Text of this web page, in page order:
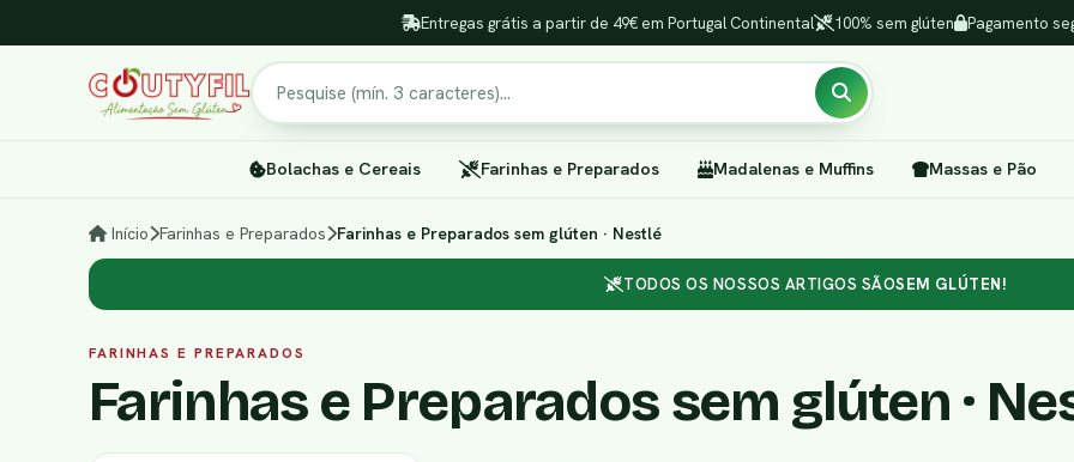
Entregas grátis a partir de 49€ em Portugal Continental 100% sem glúten Pagamento
Pesquisar
Bolachas e Cereais Farinhas e Preparados Madalenas e Muffins Massas e Pão
Início Farinhas e Preparados Farinhas e Preparados sem glúten · Nestlé
TODOS OS NOSSOS ARTIGOS SÃOSEM GLÚTEN!
FARINHAS E PREPARADOS
Farinhas e Preparados sem glúten ·